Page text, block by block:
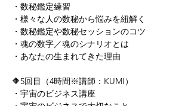
・数秘鑑定練習
・様々な人の数秘から悩みを紐解く
・数秘鑑定や数秘セッションのコツ
・魂の数字／魂のシナリオとは
・あなたの生まれてきた理由
🔶5回目（4時間※講師：KUMI）
・宇宙のビジネス講座